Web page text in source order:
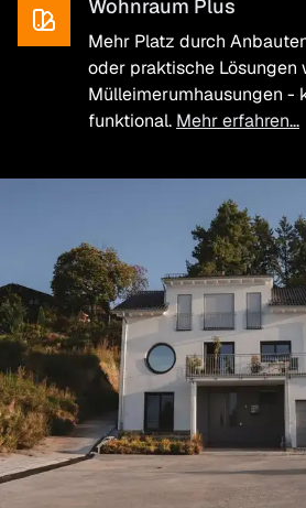
Wohnraum Plus
Mehr Platz durch
oder praktische Lösungen
Mülleimerumhausungen -
funktional. Mehr erfahren...